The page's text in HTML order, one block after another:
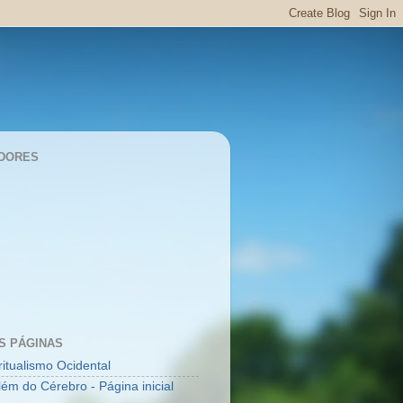
PÁGINAS
Ocidental
do Cérebro - Página inicial